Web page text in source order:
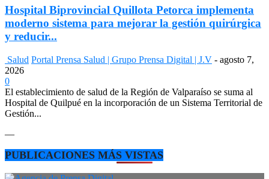
Hospital Biprovincial Quillota Petorca implementa
moderno sistema para mejorar la gestión quirúrgica
y reducir...
Salud Portal Prensa Salud | Grupo Prensa Digital | J.V - agosto 7,
2026
0
El establecimiento de salud de la Región de Valparaíso se suma al
Hospital de Quilpué en la incorporación de un Sistema Territorial de
Gestión...
—
PUBLICACIONES MÁS VISTAS